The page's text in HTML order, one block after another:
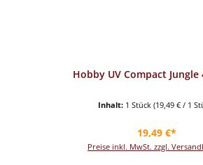
Hobby UV Compact Jungle
Inhalt: 1 Stück (19,49 € / 1
Regulärer
19,49 €*
Preise inkl. MwSt. zzgl.